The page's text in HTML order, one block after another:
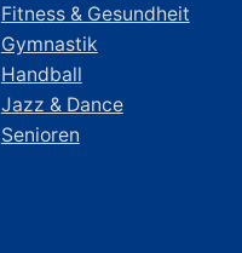
Fitness & Gesundheit
Gymnastik
Handball
Jazz & Dance
Senioren